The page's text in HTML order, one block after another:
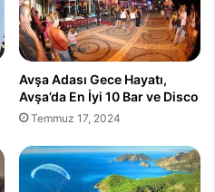
Avşa Adası Gece Hayatı,
Avşa’da En İyi 10 Bar ve Disco
Temmuz 17, 2024